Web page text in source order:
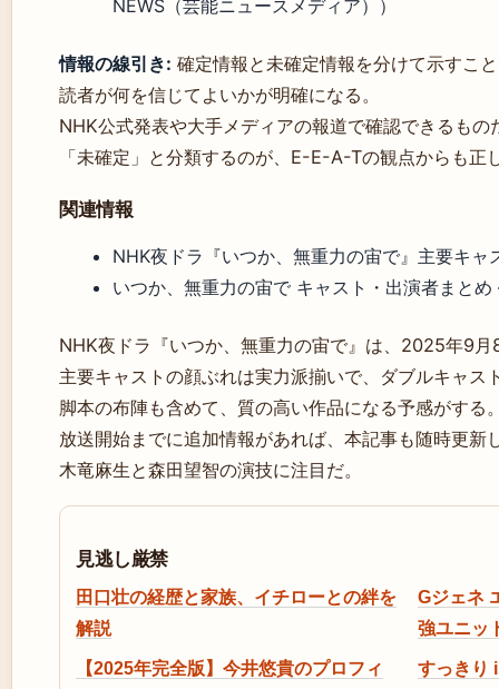
NEWS（芸能ニュースメディア））
情報の線引き: 確定情報と未確定情報を分けて示すこ
読者が何を信じてよいかが明確になる。
NHK公式発表や大手メディアの報道で確認できるも
「未確定」と分類するのが、E-E-A-Tの観点からも正
関連情報
NHK夜ドラ『いつか、無重力の宙で』主要キャ
いつか、無重力の宙で キャスト・出演者まと
NHK夜ドラ『いつか、無重力の宙で』は、2025年9
主要キャストの顔ぶれは実力派揃いで、ダブルキャス
脚本の布陣も含めて、質の高い作品になる予感がする
放送開始までに追加情報があれば、本記事も随時更新
木竜麻生と森田望智の演技に注目だ。
見逃し厳禁
田口壮の経歴と家族、イチローとの絆を
解説
Gジェネ
強ユニッ
【2025年完全版】今井悠貴のプロフィ
すっきり